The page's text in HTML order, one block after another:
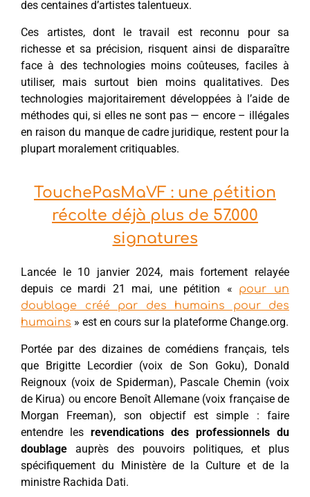
des centaines d’artistes talentueux.
Ces artistes, dont le travail est reconnu pour sa
richesse et sa précision, risquent ainsi de disparaître
face à des technologies moins coûteuses, faciles à
utiliser, mais surtout bien moins qualitatives. Des
technologies majoritairement développées à l’aide de
méthodes qui, si elles ne sont pas — encore – illégales
en raison du manque de cadre juridique, restent pour la
plupart moralement critiquables.
TouchePasMaVF : une pétition
récolte déjà plus de 57.000
signatures
Lancée le 10 janvier 2024, mais fortement relayée
depuis ce mardi 21 mai, une pétition « pour un
doublage créé par des humains pour des
humains » est en cours sur la plateforme Change.org.
Portée par des dizaines de comédiens français, tels
que Brigitte Lecordier (voix de Son Goku), Donald
Reignoux (voix de Spiderman), Pascale Chemin (voix
de Kirua) ou encore Benoît Allemane (voix française de
Morgan Freeman), son objectif est simple : faire
entendre les revendications des professionnels du
doublage auprès des pouvoirs politiques, et plus
spécifiquement du Ministère de la Culture et de la
ministre Rachida Dati.